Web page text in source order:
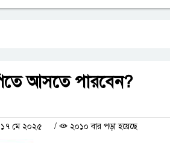
আসতে পারবেন?
মে ২০২৫ / ২০১০ বার পড়া হয়েছে